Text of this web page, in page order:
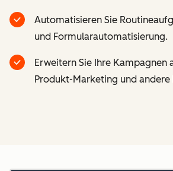
Automatisieren Sie
und Formularautomatisierung.
Erweitern Sie Ihre Kampagnen
Produkt-Marketing und andere